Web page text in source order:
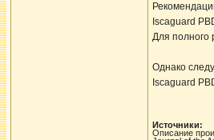
Iscaguard
Для полного
Однако
Iscaguard
Источники:
Описание